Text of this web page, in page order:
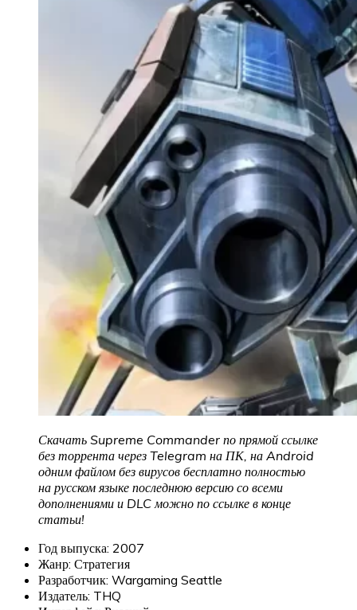
Скачать Supreme Commander по прямой ссылке
без торрента через Telegram на ПК, на Android
одним файлом без вирусов бесплатно полностью
на русском языке последнюю версию со всеми
дополнениями и DLC можно по ссылке в конце
статьи!
Год выпуска: 2007
Жанр: Стратегия
Разработчик: Wargaming Seattle
Издатель: THQ